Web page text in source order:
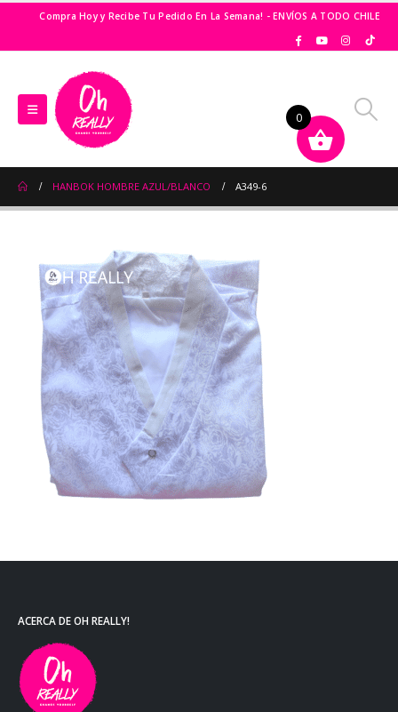
Compra Hoy y Recibe Tu Pedido En La Semana! - ENVÍOS A TODO CHILE
HANBOK HOMBRE AZUL/BLANCO A349-6
ACERCA DE OH REALLY!
0